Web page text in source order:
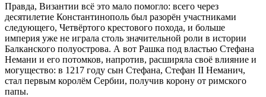
Правда, Византии всё это мало помогло: всего через
десятилетие Константинополь был разорён участниками
следующего, Четвёртого крестового похода, и больше
империя уже не играла столь значительной роли в истории
Балканского полуострова. А вот Рашка под властью Стефана
Немани и его потомков, напротив, расширяла своё влияние и
могущество: в 1217 году сын Стефана, Стефан II Неманич,
стал первым королём Сербии, получив корону от римского
папы.